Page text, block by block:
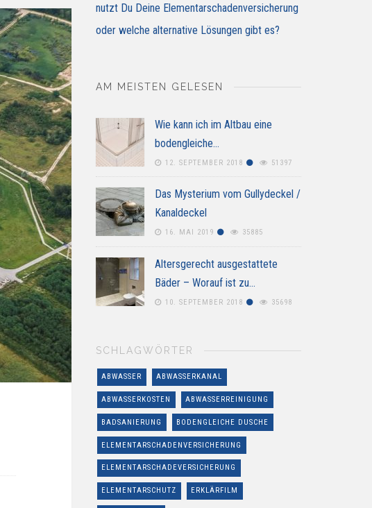
nutzt Du Deine Elementarschadenversicherung
oder welche alternative Lösungen gibt es?
AM MEISTEN GELESEN
Wie kann ich im Altbau eine
bodengleiche…
12. SEPTEMBER 2018 51397
Das Mysterium vom Gullydeckel /
Kanaldeckel
16. MAI 2019 35885
Altersgerecht ausgestattete
Bäder – Worauf ist zu…
10. SEPTEMBER 2018 35698
SCHLAGWÖRTER
ABWASSER ABWASSERKANAL
ABWASSERKOSTEN ABWASSERREINIGUNG
BADSANIERUNG BODENGLEICHE DUSCHE
ELEMENTARSCHADENVERSICHERUNG
ELEMENTARSCHADEVERSICHERUNG
ELEMENTARSCHUTZ ERKLÄRFILM